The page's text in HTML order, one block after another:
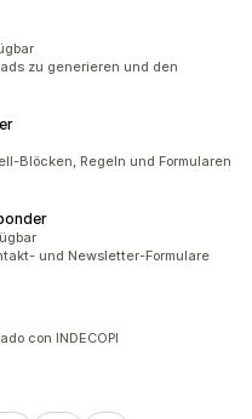
zu generieren und den
Blöcken, Regeln und Formularen
und Newsletter-Formulare
con INDECOPI